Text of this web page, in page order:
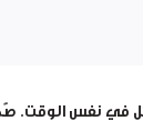
في نفس